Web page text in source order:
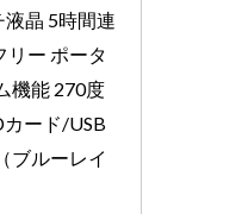
晶 5時間連
リー ポータ
機能 270度
ード/USB
ブルーレイ